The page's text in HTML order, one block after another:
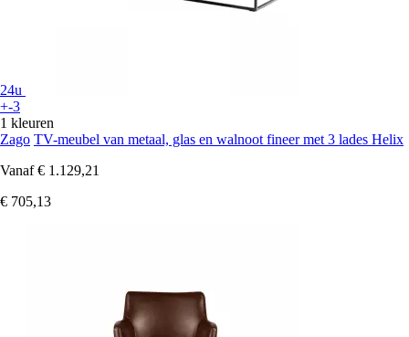
24u
+-3
1 kleuren
Zago TV-meubel van metaal, glas en walnoot fineer met 3 lades Helix
Vanaf € 1.129,21
€ 705,13